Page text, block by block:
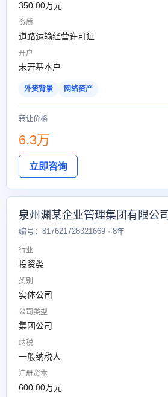
350.00万元
资质
道路运输经营许可证
开户
未开基本户
外资背景 网络资产
转让价格
6.3万
立即咨询
泉州渊某企业管理集团有限公司
编号：817621728321669 · 8年
行业
投资类
类别
实体公司
公司类型
集团公司
纳税
一般纳税人
注册资本
600.00万元